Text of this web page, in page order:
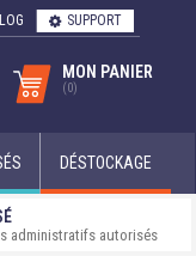
SUPPORT
MON PANIER
(0)
DÉSTOCKAGE
administratifs autorisés